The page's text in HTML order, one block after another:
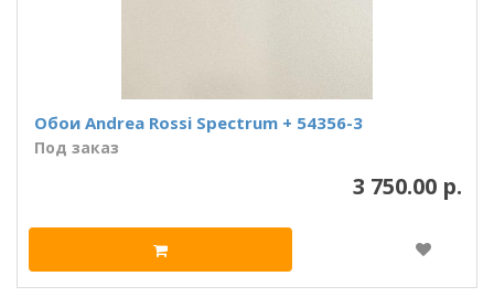
Обои Andrea Rossi Spectrum + 54356-3
Под заказ
3 750.00 р.